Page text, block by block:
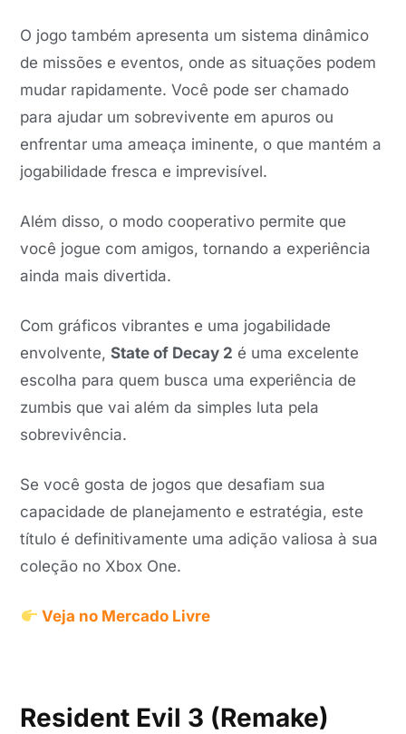
O jogo também apresenta um sistema dinâmico
de missões e eventos, onde as situações podem
mudar rapidamente. Você pode ser chamado
para ajudar um sobrevivente em apuros ou
enfrentar uma ameaça iminente, o que mantém a
jogabilidade fresca e imprevisível.
Além disso, o modo cooperativo permite que
você jogue com amigos, tornando a experiência
ainda mais divertida.
Com gráficos vibrantes e uma jogabilidade
envolvente,State of Decay 2 é uma excelente
escolha para quem busca uma experiência de
zumbis que vai além da simples luta pela
sobrevivência.
Se você gosta de jogos que desafiam sua
capacidade de planejamento e estratégia, este
título é definitivamente uma adição valiosa à sua
coleção no Xbox One.
Veja no Mercado Livre
Resident Evil 3 (Remake)